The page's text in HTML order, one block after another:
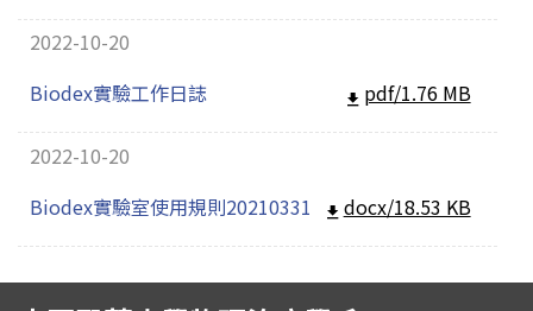
English
2022-10-20
Biodex實驗工作日誌
pdf/1.76 MB
2022-10-20
Biodex實驗室使用規則20210331
docx/18.53 KB